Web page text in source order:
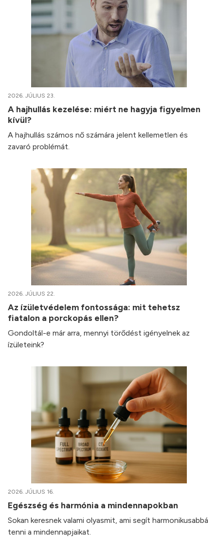
2026. JÚLIUS 23.
A hajhullás kezelése: miért ne hagyja figyelmen
kívül?
A hajhullás számos nő számára jelent kellemetlen és
zavaró problémát.
2026. JÚLIUS 22.
Az ízületvédelem fontossága: mit tehetsz
fiatalon a porckopás ellen?
Gondoltál-e már arra, mennyi törődést igényelnek az
ízületeink?
2026. JÚLIUS 16.
Egészség és harmónia a mindennapokban
Sokan keresnek valami olyasmit, ami segít harmonikusabbá
tenni a mindennapjaikat.